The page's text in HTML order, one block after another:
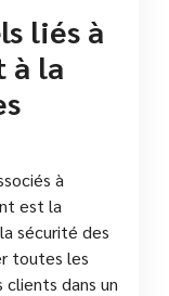
liés à
à la
à
est la
sécurité des
toutes les
dans un